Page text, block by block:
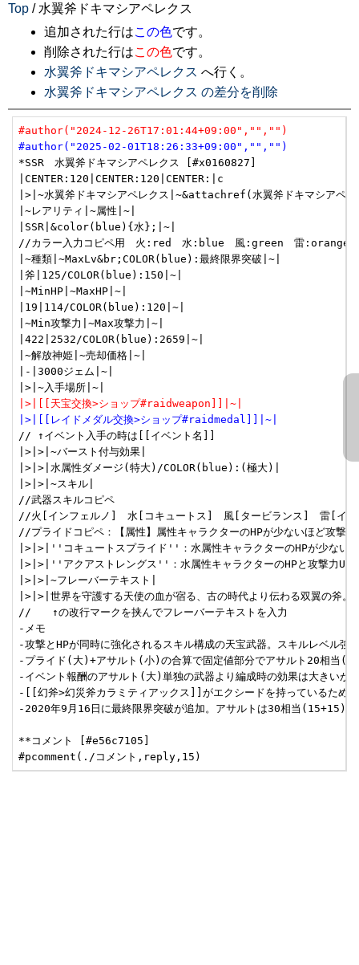
Top / 水翼斧ドキマシアペレクス
追加された行はこの色です。
削除された行はこの色です。
水翼斧ドキマシアペレクス へ行く。
水翼斧ドキマシアペレクス の差分を削除
#author("2024-12-26T17:01:44+09:00","","")
#author("2025-02-01T18:26:33+09:00","","")
*SSR　水翼斧ドキマシアペレクス [#x0160827]
|CENTER:120|CENTER:120|CENTER:|c
|>|~水翼斧ドキマシアペレクス|~&attachref(水翼斧ドキマシア
|~レアリティ|~属性|~|
|SSR|&color(blue){水};|~|
//カラー入力コピペ用　火:red　水:blue　風:green　雷
|~種類|~MaxLv&br;COLOR(blue):最終限界突破|~|
|斧|125/COLOR(blue):150|~|
|~MinHP|~MaxHP|~|
|19|114/COLOR(blue):120|~|
|~Min攻撃力|~Max攻撃力|~|
|422|2532/COLOR(blue):2659|~|
|~解放神姫|~売却価格|~|
|-|3000ジェム|~|
|>|[[天宝交換>ショップ#raidweapon]]|~|
|>|[[レイドメダル交換>ショップ#raidmedal]]|~|
// ↑イベント入手の時は[[イベント名]]
|>|>|~バースト付与効果|
|>|>|水属性ダメージ(特大)/COLOR(blue):(極大)|
|>|>|~スキル|
//武器スキルコピペ
//火[インフェルノ]　水[コキュートス]　風[タービランス]　雷[イ
//プライドコピペ：【属性】属性キャラクターのHPが少ないほど攻撃
|>|>|''コキュートスプライド''：水属性キャラクターのHPが少ない
|>|>|''アクアストレングス''：水属性キャラクターのHPと攻撃力
|>|>|~フレーバーテキスト|
|>|>|世界を守護する天使の血が宿る、古の時代より伝わる双翼の斧
//　　↑の改行マークを挟んでフレーバーテキストを入力
-メモ
-攻撃とHPが同時に強化されるスキル構成の天宝武器。スキルレベル強
-プライド(大)+アサルト(小)の合算で固定値部分でアサルト20相当
-イベント報酬のアサルト(大)単独の武器より編成時の効果は大きいが
-[[幻斧>幻災斧カラミティアックス]]がエクシードを持っているため
-2020年9月16日に最終限界突破が追加。アサルトは30相当(15+15)、
**コメント [#e56c7105]